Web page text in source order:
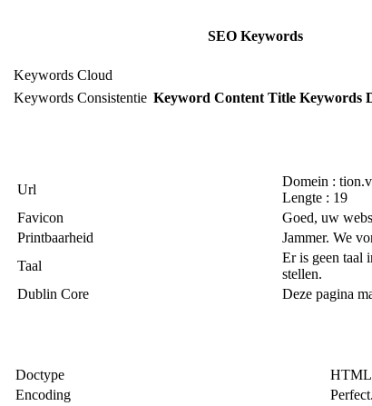
SEO Keywords
Keywords Cloud
Keywords Consistentie Keyword Content Title Keywords
Url
Domein :
Lengte : 19
Favicon
Goed, uw
Printbaarheid
Jammer. We
Taal
Er is geen taal
stellen.
Dublin Core
Deze pagina
Doctype
Encoding